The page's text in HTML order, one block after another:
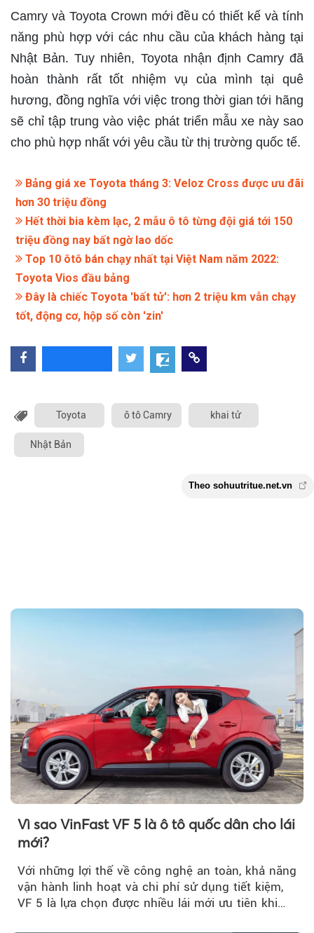
Camry và Toyota Crown mới đều có thiết kế và tính
năng phù hợp với các nhu cầu của khách hàng tại
Nhật Bản. Tuy nhiên, Toyota nhận định Camry đã
hoàn thành rất tốt nhiệm vụ của mình tại quê
hương, đồng nghĩa với việc trong thời gian tới hãng
sẽ chỉ tập trung vào việc phát triển mẫu xe này sao
cho phù hợp nhất với yêu cầu từ thị trường quốc tế.
Bảng giá xe Toyota tháng 3: Veloz Cross được ưu đãi
hơn 30 triệu đồng
Hết thời bia kèm lạc, 2 mẫu ô tô từng đội giá tới 150
triệu đồng nay bất ngờ lao dốc
Top 10 ôtô bán chạy nhất tại Việt Nam năm 2022:
Toyota Vios đầu bảng
Đây là chiếc Toyota 'bất tử': hơn 2 triệu km vẫn chạy
tốt, động cơ, hộp số còn 'zin'
Toyota ô tô Camry khai tử
Nhật Bản
Theo
Vì sao VinFast VF 5 là ô tô quốc dân cho lái
mới?
Với những lợi thế về công nghệ an toàn, khả năng
vận hành linh hoạt và chi phí sử dụng tiết kiệm,
VF 5 là lựa chọn được nhiều lái mới ưu tiên khi